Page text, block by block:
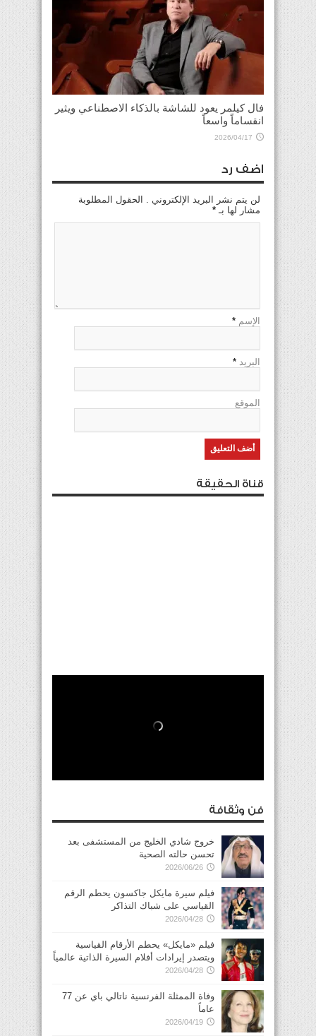
فال كيلمر يعود للشاشة بالذكاء الاصطناعي ويثير
انقساماً واسعاً
2026/04/17
اضف رد
لن يتم نشر البريد الإلكتروني . الحقول المطلوبة
مشار لها بـ *
الإسم *
البريد *
الموقع
قناة الحقيقة
فن وثقافة
خروج شادي الخليج من المستشفى بعد
تحسن حالته الصحية
2026/06/26
فيلم سيرة مايكل جاكسون يحطم الرقم
القياسي على شباك التذاكر
2026/04/28
فيلم «مايكل» يحطم الأرقام القياسية
ويتصدر إيرادات أفلام السيرة الذاتية عالمياً
2026/04/28
وفاة الممثلة الفرنسية ناتالي باي عن 77
عاماً
2026/04/19